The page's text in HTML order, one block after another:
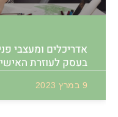
אדריכלים ומעצבי
בעסק לעוזרת
9 במרץ 2023